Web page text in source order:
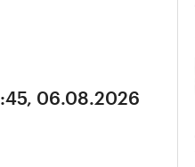
06.08.2026